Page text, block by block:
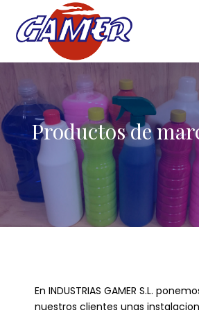
Productos de
En INDUSTRIAS GAMER S.L.
nuestros clientes unas